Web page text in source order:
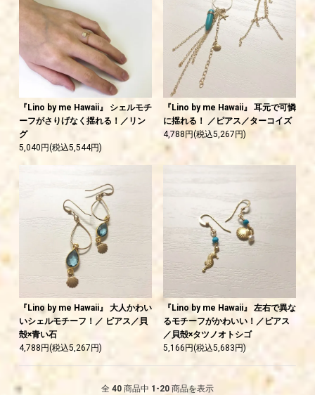
『Lino by me Hawaii』 シェルモチ
ーフがさりげなく揺れる！／リン
グ
5,040円(税込5,544円)
『Lino by me Hawaii』 耳元で可憐
に揺れる！ ／ピアス／ターコイズ
4,788円(税込5,267円)
『Lino by me Hawaii』 大人かわい
いシェルモチーフ！／ ピアス／貝
殻×青い石
4,788円(税込5,267円)
『Lino by me Hawaii』 左右で異な
るモチーフがかわいい！／ピアス
／貝殻×タツノオトシゴ
5,166円(税込5,683円)
全 40 商品中 1-20 商品を表示